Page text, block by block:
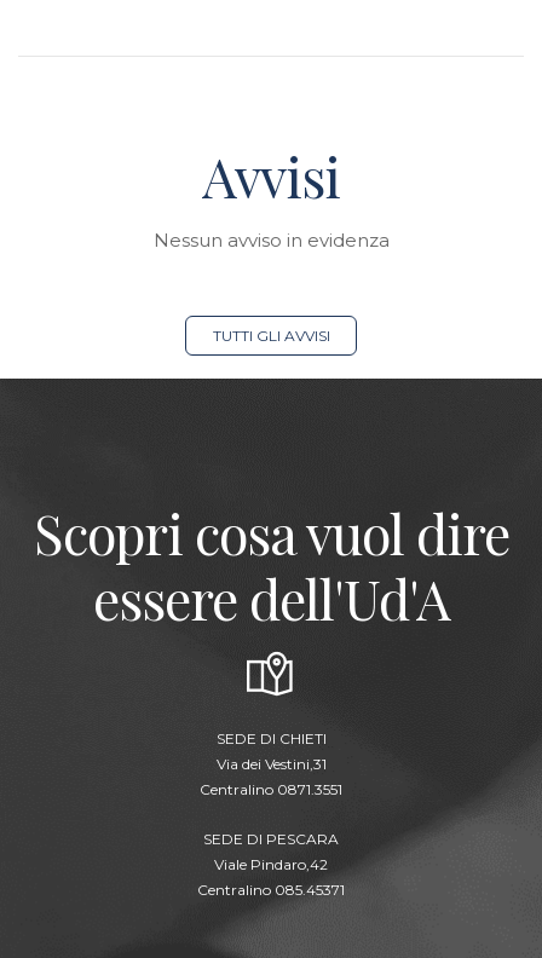
Avvisi
Nessun avviso in evidenza
TUTTI GLI AVVISI
Scopri cosa vuol dire
essere dell'Ud'A
SEDE DI CHIETI
Via dei Vestini,31
Centralino 0871.3551
SEDE DI PESCARA
Viale Pindaro,42
Centralino 085.45371